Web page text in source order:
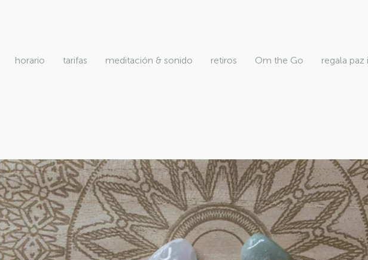
horario tarifas meditación & sonido retiros Om the Go regala paz